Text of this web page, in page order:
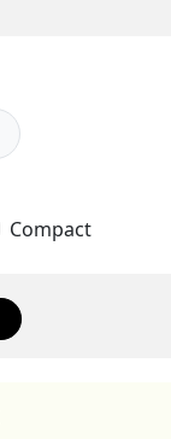
Compact